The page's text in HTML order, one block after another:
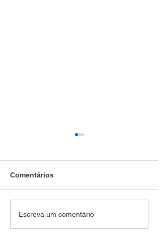
Jovem de 19 anos é
Comentários
Escreva um comentário